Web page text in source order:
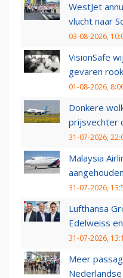
WestJet
vlucht naar
03-08-2026,
VisionSafe
gevaren
01-08-2026,
Donkere
prijsvechter
31-07-2026,
Malaysia
31-07-2026,
Lufthansa
Edelweiss
31-07-2026,
Meer